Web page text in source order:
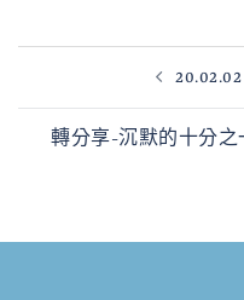
轉分享-沉默的十分之